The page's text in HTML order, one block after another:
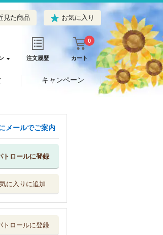
見た商品 お気に入り
注文履歴 カート
0
キャンペーン
メールでご案内
トロールに登録
に入りに追加
トロールに登録
メイジアンカンパ
ニー １１
魔法科高校の劣等